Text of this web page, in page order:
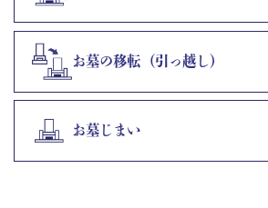
お墓の移転（引っ越し）
お墓じまい